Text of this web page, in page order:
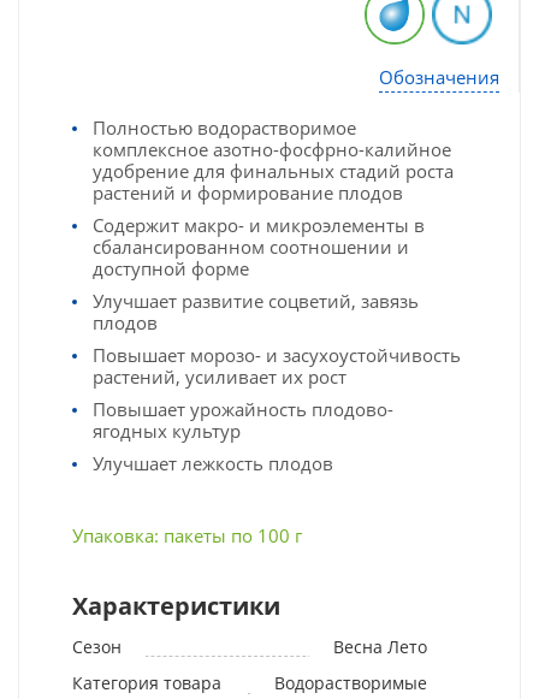
Обозначения
Полностью водорастворимое
комплексное азотно-фосфрно-калийное
удобрение для финальных стадий роста
растений и формирование плодов
Содержит макро- и микроэлементы в
сбалансированном соотношении и
доступной форме
Улучшает развитие соцветий, завязь
плодов
Повышает морозо- и засухоустойчивость
растений, усиливает их рост
Повышает урожайность плодово-
ягодных культур
Улучшает лежкость плодов
Упаковка: пакеты по 100 г
Характеристики
Сезон
Весна Лето
Категория товара
Водорастворимые